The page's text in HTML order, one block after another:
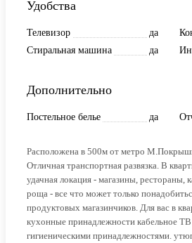
Удобства
Телевизор да
Стиральная машина
да
Дополнительно
Постельное белье да
Расположена в 500м от метро
Отличная транспортная развязка. В
удачная локация - магазины, рестораны,
роща - все что может только
продуктовых магазинчиков. Для вас в
кухонные принадлежности кабельное
гигиеническими принадлежностями.